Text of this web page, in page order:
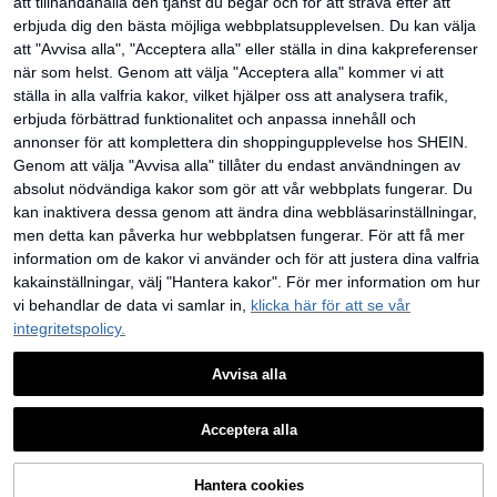
1
2 st enkla stora vågformade hårban
d för kvinnor, makeup-hårband, pla
st, för vardagsbruk
#1 Bästsäljare
inom ABS Pannband
(1000+)
38
Up till toppen
erbjuda dig den bästa möjliga webbplatsupplevelsen. Du kan välja
att "Avvisa alla", "Acceptera alla" eller ställa in dina kakpreferenser
när som helst. Genom att välja "Acceptera alla" kommer vi att
ställa in alla valfria kakor, vilket hjälper oss att analysera trafik,
erbjuda förbättrad funktionalitet och anpassa innehåll och
annonser för att komplettera din shoppingupplevelse hos SHEIN.
Genom att välja "Avvisa alla" tillåter du endast användningen av
absolut nödvändiga kakor som gör att vår webbplats fungerar. Du
kan inaktivera dessa genom att ändra dina webbläsarinställningar,
men detta kan påverka hur webbplatsen fungerar. För att få mer
information om de kakor vi använder och för att justera dina valfria
kakainställningar, välj "Hantera kakor". För mer information om hur
vi behandlar de data vi samlar in, klicka här för att se vår
integritetspolicy.
Avvisa alla
Acceptera alla
Hantera cookies